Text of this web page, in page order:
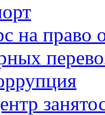
на право